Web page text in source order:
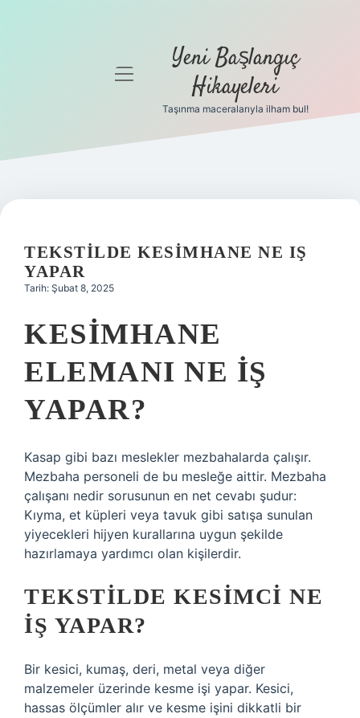
Gizlilik
Hakkımızda
menüyü
Yeni Başlangıç
Hikayeleri
Taşınma maceralarıyla ilham bul!
TEKSTILDE KESIMHANE NE IŞ
YAPAR
Tarih: Şubat 8, 2025
KESIMHANE
ELEMANI NE IŞ
YAPAR?
Kasap gibi bazı meslekler mezbahalarda çalışır.
Mezbaha personeli de bu mesleğe aittir. Mezbaha
çalışanı nedir sorusunun en net cevabı şudur:
Kıyma, et küpleri veya tavuk gibi satışa sunulan
yiyecekleri hijyen kurallarına uygun şekilde
hazırlamaya yardımcı olan kişilerdir.
TEKSTILDE KESIMCI NE
IŞ YAPAR?
Bir kesici, kumaş, deri, metal veya diğer
malzemeler üzerinde kesme işi yapar. Kesici,
hassas ölçümler alır ve kesme işini dikkatli bir